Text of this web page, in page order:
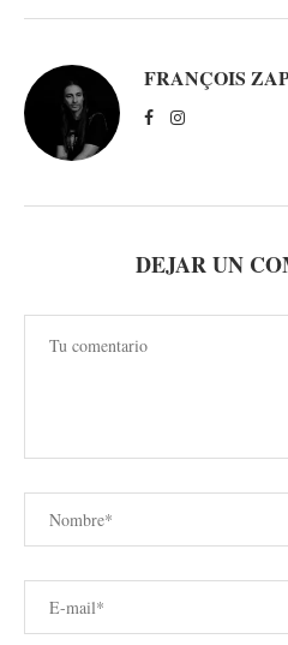
FRANÇOIS
DEJAR UN